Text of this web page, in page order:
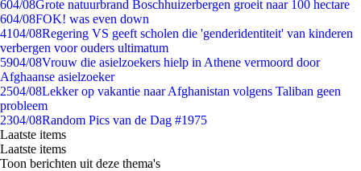
604/08Grote natuurbrand Boschhuizerbergen groeit naar 100 hectare
604/08FOK! was even down
4104/08Regering VS geeft scholen die 'genderidentiteit' van kinderen
verbergen voor ouders ultimatum
5904/08Vrouw die asielzoekers hielp in Athene vermoord door
Afghaanse asielzoeker
2504/08Lekker op vakantie naar Afghanistan volgens Taliban geen
probleem
2304/08Random Pics van de Dag #1975
Laatste items
Laatste items
Toon berichten uit deze thema's